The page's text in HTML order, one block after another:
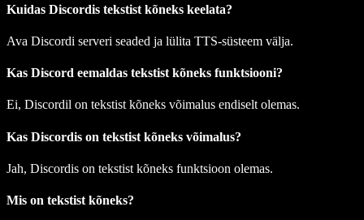
Kuidas Discordis tekstist kõneks keelata?
Ava Discordi serveri seaded ja lülita TTS-süsteem välja.
Kas Discord eemaldas tekstist kõneks funktsiooni?
Ei, Discordil on tekstist kõneks võimalus endiselt olemas.
Kas Discordis on tekstist kõneks võimalus?
Jah, Discordis on tekstist kõneks funktsioon olemas.
Mis on tekstist kõneks?